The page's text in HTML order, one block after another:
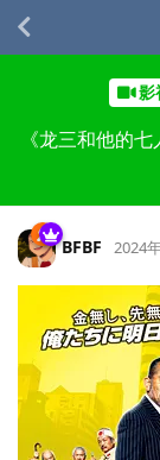
影
《龙三和他的
BFBF 2024